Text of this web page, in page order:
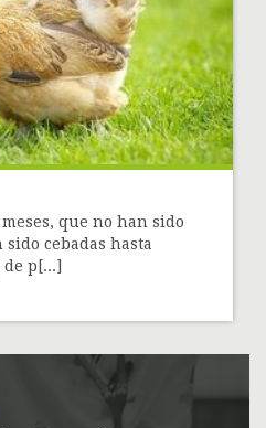
que no han sido
cebadas hasta
p[...]